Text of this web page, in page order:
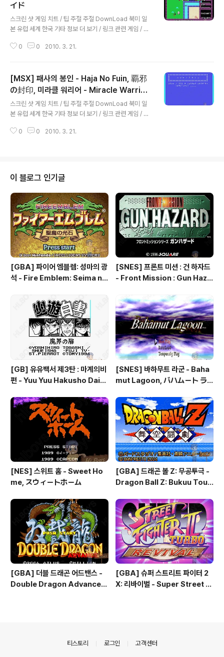
イド
스크린 샷 게임 치트 / 팁 주절 주절 DownLoad 북미 일
본 유럽 세계 한국 기타 정보 더 보기 / 링크 관련 게임 / 다
드라이드 - Super Hydlide [MSX2/RPG] - [MSX2]
[MSX/RPG] - [MSX] 하이드라이드 2 - Hydlide 2 [패
미컴/RPG] - [NES] 하이드라이드 스페셜 - Hydlide Sp
ecial [패미컴/RPG] - [NES] 하이드라이드 - Hydlide
[패미컴/RPG] - [NES] 하이드라이드 3 - Hydlide 3 -
0 0 2010. 3. 21.
[MSX] 패사의 봉인 - Haja No Fuin, 覇邪
の封印, 미라클 워리어 - Miracle Warrior
s: Seal of the Dark Lord
스크린 샷 게임 치트 / 팁 주절 주절 DownLoad 북미 일
본 유럽 세계 한국 기타 정보 더 보기 / 링크 관련 게임 / 다
의 봉인 - Haja no Fuuin, 미라클 워리어즈: 씰 오브 더 다
0 0 2010. 3. 21.
이 블로그 인기글
[GBA] 파이어 엠블렘: 성마의 광
석 - Fire Emblem: Seima no
ム 聖魔の光石, 파이어 엠블렘:
더 세이크리드 스톤즈 - Fire Em
blem: The Sacred Stones
[SNES] 프론트 미션 : 건 하자드
- Front Mission : Gun Haza
ズ ガンハザード
[GB] 유유백서 제3탄 : 마계의비
편 - Yuu Yuu Hakusho Dai-3
☆遊☆白書 第3弾 魔界の扉編
[SNES] 바하무트 라군 - Baha
mut Lagoon, バハムート ラ
[NES] 스위트 홈 - Sweet Ho
me, スウィートホーム
[GBA] 드래곤 볼 Z: 무공투극 -
Dragon Ball Z: Bukuu Toug
劇, 드래곤 볼 Z: 슈퍼소닉 워리어
즈 - Dragon Ball Z: Superso
nic Warriors
[GBA] 더블 드래곤 어드밴스 -
Double Dragon Advance,
[GBA] 슈퍼 스트리트 파이터 2
X: 리바이벌 - Super Street Fi
Fighter 2 Turbo: Revival
티스토리 로그인 고객센터